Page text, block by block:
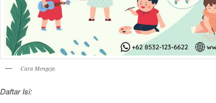
Cara Mengeja
Daftar Isi: